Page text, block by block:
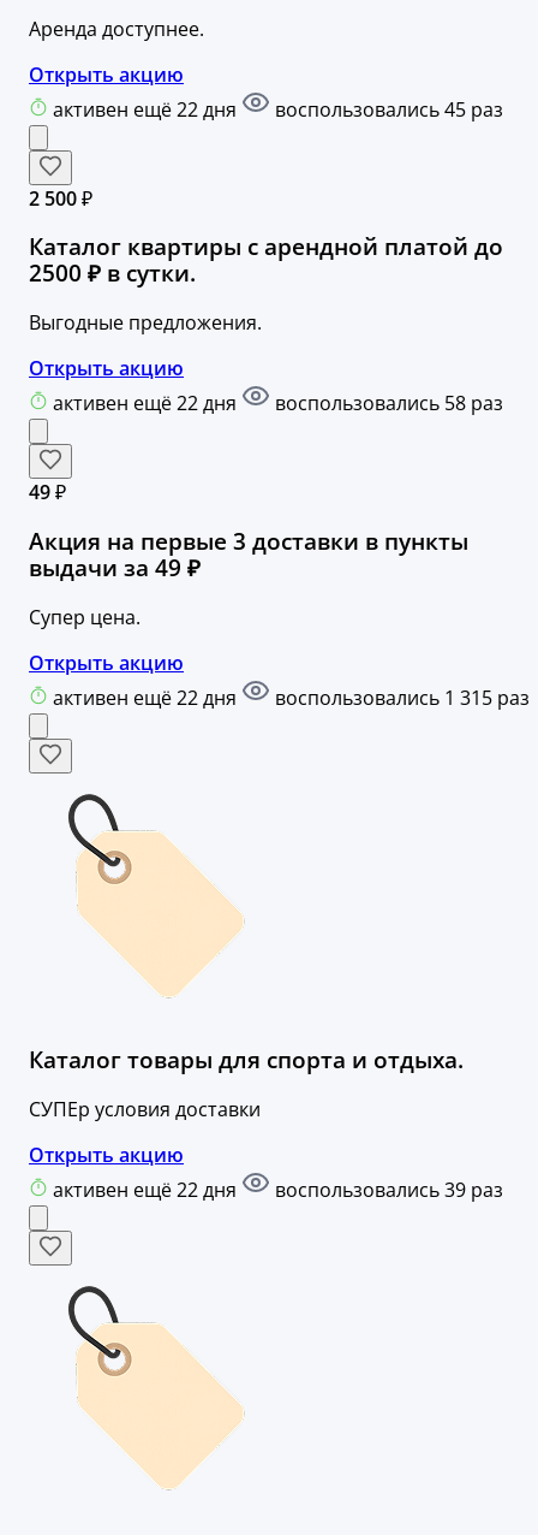
Аренда доступнее.
Открыть акцию
активен ещё 22 дня
воспользовались 45 раз
2 500 ₽
Каталог квартиры с арендной платой до
2500 ₽ в сутки.
Выгодные предложения.
Открыть акцию
активен ещё 22 дня
воспользовались 58 раз
49 ₽
Акция на первые 3 доставки в пункты
выдачи за 49 ₽
Супер цена.
Открыть акцию
активен ещё 22 дня
воспользовались 1 315 раз
Каталог товары для спорта и отдыха.
СУПЕр условия доставки
Открыть акцию
активен ещё 22 дня
воспользовались 39 раз